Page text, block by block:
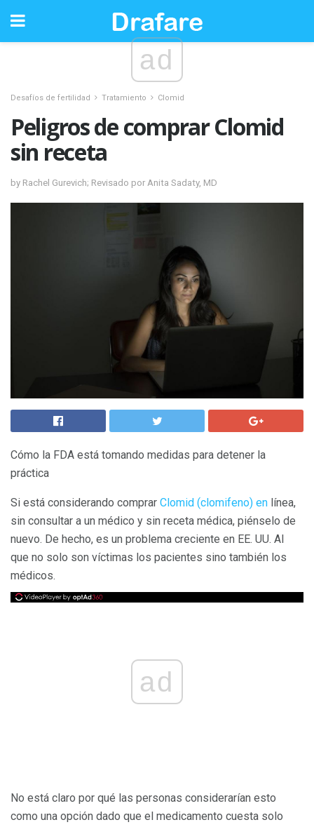
ad
Desafíos de fertilidad Tratamiento Clomid
Peligros de comprar Clomid
sin receta
by Rachel Gurevich; Revisado por Anita Sadaty, MD
Cómo la FDA está tomando medidas para detener la
práctica
Si está considerando comprar Clomid (clomifeno) en línea,
sin consultar a un médico y sin receta médica, piénselo de
nuevo. De hecho, es un problema creciente en EE. UU. Al
que no solo son víctimas los pacientes sino también los
médicos.
ad
No está claro por qué las personas considerarían esto
como una opción dado que el medicamento cuesta solo